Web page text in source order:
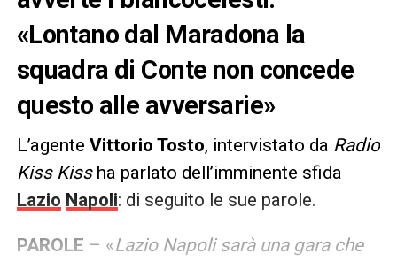
«Lontano dal Maradona la
squadra di Conte non concede
questo alle avversarie»
L’agente Vittorio Tosto, intervistato da Radio
Kiss Kissha parlato dell’imminente sfida
Lazio Napoli: di seguito le sue parole.
PAROLE – «Lazio Napoli sarà una gara che